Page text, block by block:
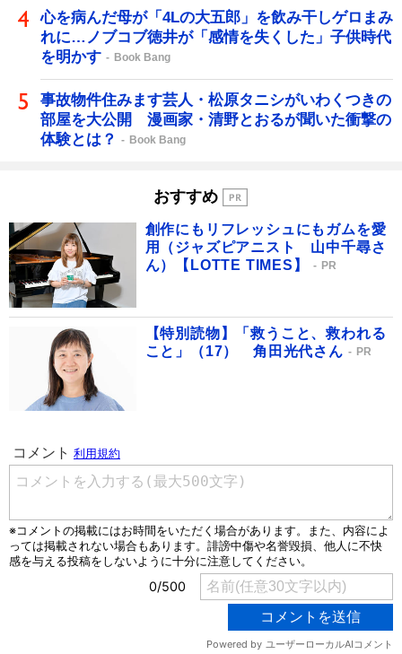
心を病んだ母が「4Lの大五郎」を飲み干しゲロまみ
れに…ノブコブ徳井が「感情を失くした」子供時代
を明かす
Book Bang
事故物件住みます芸人・松原タニシがいわくつきの
部屋を大公開 漫画家・清野とおるが聞いた衝撃の
体験とは？
Book Bang
おすすめ
創作にもリフレッシュにもガムを愛
用（ジャズピアニスト 山中千尋さ
ん）【LOTTE TIMES】
PR
【特別読物】「救うこと、救われる
こと」（17） 角田光代さん
PR